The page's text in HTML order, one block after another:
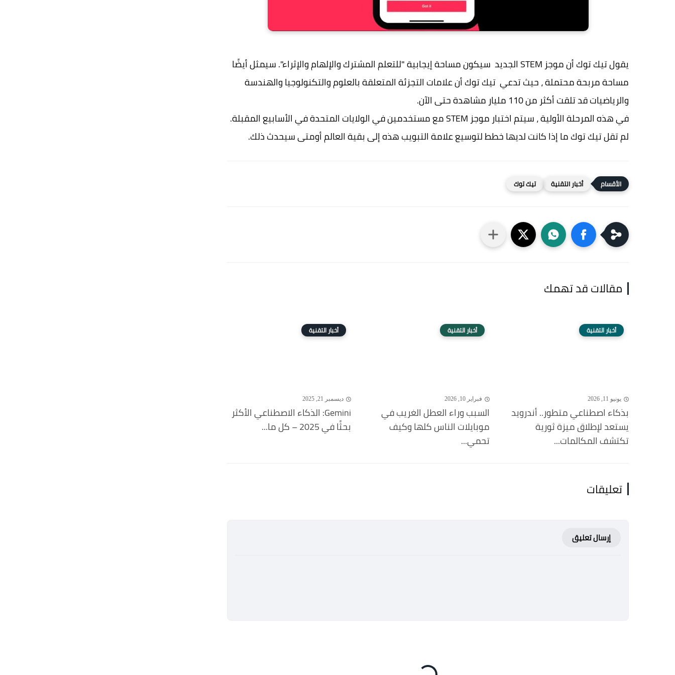
يقول تيك توك أن موجز STEM الجديد سيكون مساحة إيجابية "للتعلم المشترك والإلهام والإثراء". سيمثل أيضًا
مساحة مربحة محتملة ، حيث تدعي تيك توك أن علامات التجزئة المتعلقة بالعلوم والتكنولوجيا والهندسة
والرياضيات قد تلقت أكثر من 110 مليار مشاهدة حتى الآن.
في هذه المرحلة الأولية ، سيتم اختبار موجز STEM مع مستخدمين في الولايات المتحدة في الأسابيع المقبلة.
لم تقل تيك توك ما إذا كانت لديها خطط لتوسيع علامة التبويب هذه إلى بقية العالم أومتى سيحدث ذلك.
أخبار التقنية تيك توك
مقالات قد تهمك
أخبار التقنية
يونيو 11, 2026
بذكاء اصطناعي متطور.. أندرويد
يستعد لإطلاق ميزة ثورية
تكتشف المكالمات...
أخبار التقنية
فبراير 10, 2026
السبب وراء العطل الغريب في
موبايلات الناس كلها وكيف
تحمي...
أخبار التقنية
ديسمبر 21, 2025
Gemini: الذكاء الاصطناعي الأكثر
بحثًا في 2025 – كل ما...
تعليقات
إرسال تعليق